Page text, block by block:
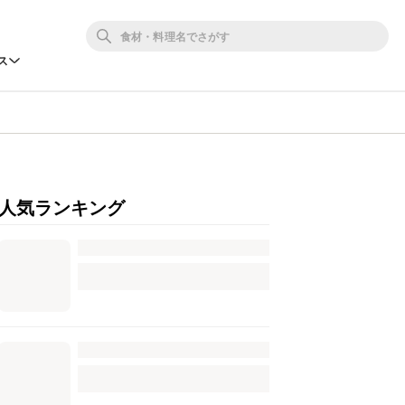
人気ランキング